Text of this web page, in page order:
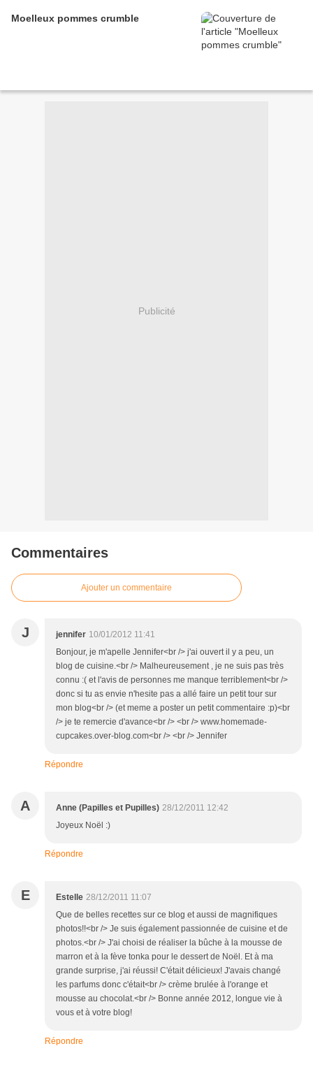
Moelleux pommes crumble
Publicité
Commentaires
Ajouter un commentaire
J jennifer 10/01/2012 11:41
Bonjour, je m'apelle Jennifer<br /> j'ai ouvert il y a peu, un
blog de cuisine.<br /> Malheureusement , je ne suis pas très
connu :( et l'avis de personnes me manque terriblement<br />
donc si tu as envie n'hesite pas a allé faire un petit tour sur
mon blog<br /> (et meme a poster un petit commentaire :p)<br
/> je te remercie d'avance<br /> <br /> www.homemade-
cupcakes.over-blog.com<br /> <br /> Jennifer
Répondre
A Anne (Papilles et Pupilles) 28/12/2011 12:42
Joyeux Noël :)
Répondre
E Estelle 28/12/2011 11:07
Que de belles recettes sur ce blog et aussi de magnifiques
photos!!<br /> Je suis également passionnée de cuisine et de
photos.<br /> J'ai choisi de réaliser la bûche à la mousse de
marron et à la fève tonka pour le dessert de Noël. Et à ma
grande surprise, j'ai réussi! C'était délicieux! J'avais changé
les parfums donc c'était<br /> crème brulée à l'orange et
mousse au chocolat.<br /> Bonne année 2012, longue vie à
vous et à votre blog!
Répondre